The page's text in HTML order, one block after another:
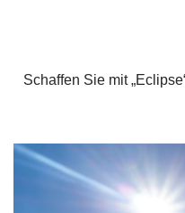
Schaffen Sie mit